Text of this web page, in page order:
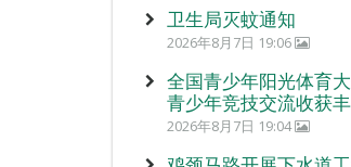
卫生局灭蚊通知
2026年8月7日 19:06
全国青少年阳光体育
青少年竞技交流收获丰
2026年8月7日 19:04